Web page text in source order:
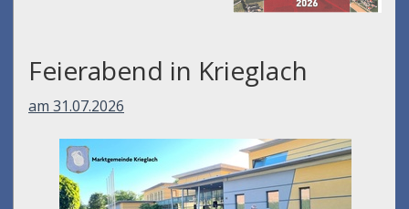
Feierabend in Krieglach
am 31.07.2026